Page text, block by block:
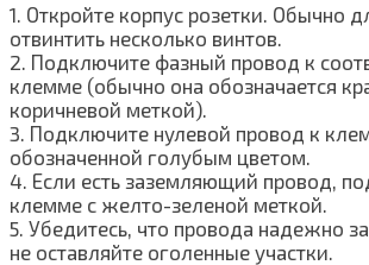
1. Откройте корпус розетки. Обычно
отвинтить несколько винтов.
2. Подключите фазный провод к
клемме (обычно она обозначается
коричневой меткой).
3. Подключите нулевой провод к
обозначенной голубым цветом.
4. Если есть заземляющий провод,
клемме с желто-зеленой меткой.
5. Убедитесь, что провода надежно
не оставляйте оголенные участки.